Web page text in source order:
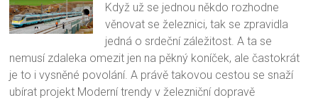
Když už se jednou někdo rozhodne
věnovat se železnici, tak se zpravidla
jedná o srdeční záležitost. A ta se
nemusí zdaleka omezit jen na pěkný koníček, ale častokrát
je to i vysněné povolání. A právě takovou cestou se snaží
ubírat projekt Moderní trendy v železniční dopravě